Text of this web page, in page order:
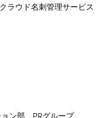
ラウド名刺管理サービス
ョン部 PRグループ